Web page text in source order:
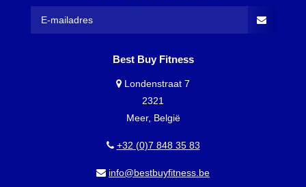
Best Buy Fitness
Londenstraat 7
2321
Meer, België
+32 (0)7 848 35 83
info@bestbuyfitness.be